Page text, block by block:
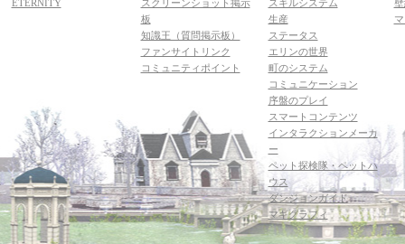
ETERNITY
スクリーンショット掲示
板
知識王（質問掲示板）
ファンサイトリンク
コミュニティポイント
スキルシステム
生産
ステータス
エリンの世界
町のシステム
コミュニケーション
序盤のプレイ
スマートコンテンツ
インタラクションメーカ
ー
ペット探検隊・ペットハ
ウス
ダンジョンガイド
マギグラフィ